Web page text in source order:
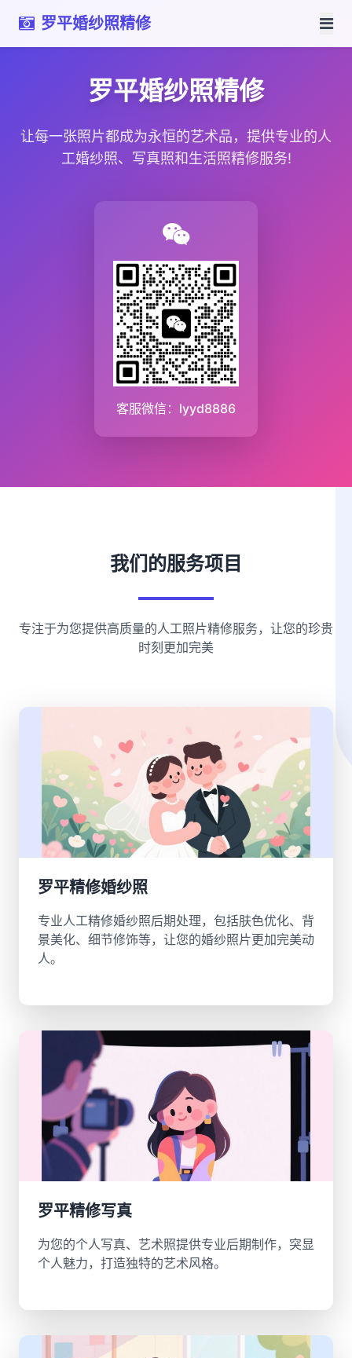
罗平婚纱照精修
罗平婚纱照精修
让每一张照片都成为永恒的艺术品，提供专业的人
工婚纱照、写真照和生活照精修服务!
客服微信：lyyd8886
我们的服务项目
专注于为您提供高质量的人工照片精修服务，让您的珍贵
时刻更加完美
罗平精修婚纱照
专业人工精修婚纱照后期处理，包括肤色优化、背
景美化、细节修饰等，让您的婚纱照片更加完美动
人。
罗平精修写真
为您的个人写真、艺术照提供专业后期制作，突显
个人魅力，打造独特的艺术风格。